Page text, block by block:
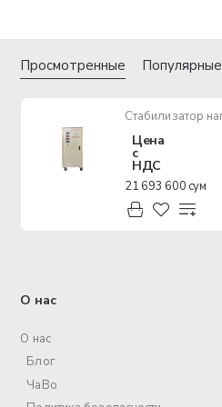
Просмотренные Популярные
Цена
с
НДС
21 693 600 сум
О нас
О нас
Блог
ЧаВо